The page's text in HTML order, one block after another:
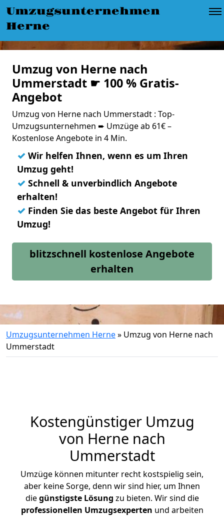
Umzugsunternehmen
Herne
Umzug von Herne nach
Ummerstadt ☛ 100 % Gratis-
Angebot
Umzug von Herne nach Ummerstadt : Top-
Umzugsunternehmen ➨ Umzüge ab 61€ –
Kostenlose Angebote in 4 Min.
✓ Wir helfen Ihnen, wenn es um Ihren
Umzug geht!
✓ Schnell & unverbindlich Angebote
erhalten!
✓ Finden Sie das beste Angebot für Ihren
Umzug!
blitzschnell kostenlose Angebote
erhalten
Umzugsunternehmen Herne» Umzug von Herne nach
Ummerstadt
Kostengünstiger Umzug
von Herne nach
Ummerstadt
Umzüge können mitunter recht kostspielig sein,
aber keine Sorge, denn wir sind hier, um Ihnen
diegünstigste Lösung zu bieten. Wir sind die
professionellen Umzugsexperten und arbeiten